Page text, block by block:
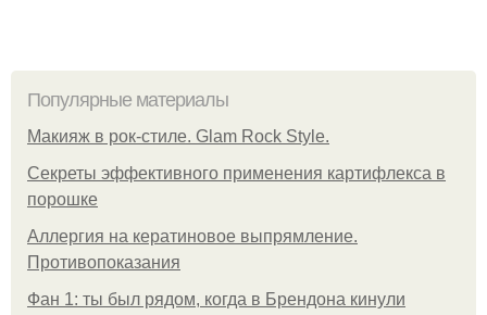
Популярные материалы
Макияж в рок-стиле. Glam Rock Style.
Секреты эффективного применения картифлекса в
порошке
Аллергия на кератиновое выпрямление.
Противопоказания
Фан 1: ты был рядом, когда в Брендона кинули